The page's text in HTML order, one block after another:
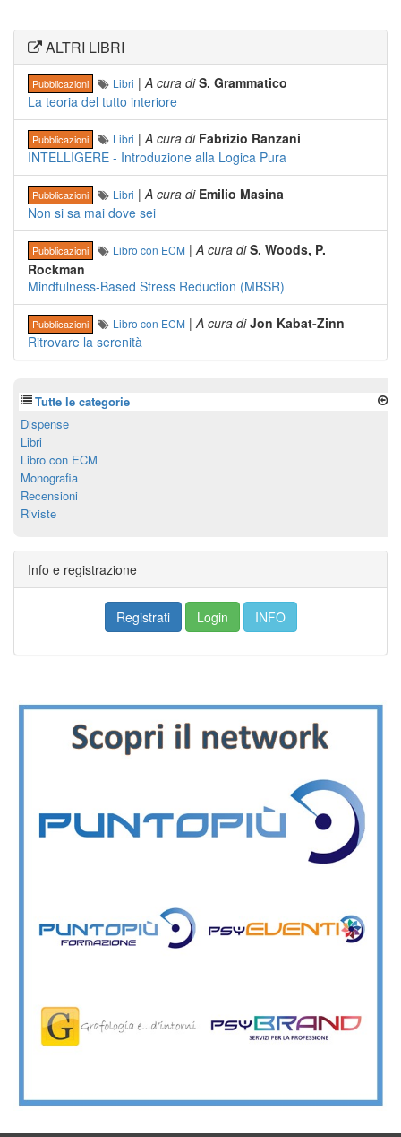
ALTRI LIBRI
Pubblicazioni Libri |A cura diS. Grammatico
La teoria del tutto interiore
Pubblicazioni Libri |A cura di Fabrizio Ranzani
INTELLIGERE - Introduzione alla Logica Pura
Pubblicazioni Libri |A cura di Emilio Masina
Non si sa mai dove sei
Pubblicazioni Libro con ECM |A cura diS. Woods, P.
Rockman
Mindfulness-Based Stress Reduction (MBSR)
Pubblicazioni Libro con ECM |A cura diJon Kabat-Zinn
Ritrovare la serenità
Tutte le categorie
Dispense
Libri
Libro con ECM
Monografia
Recensioni
Riviste
Info e registrazione
Registrati Login INFO